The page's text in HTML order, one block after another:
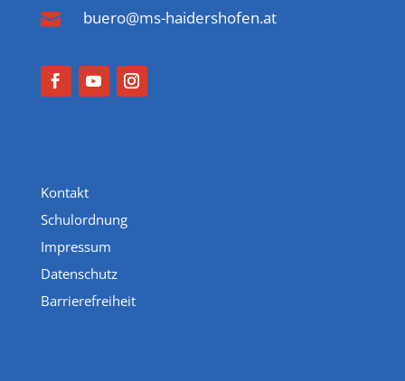
 buero@ms-haidershofen.at
Kontakt
Schulordnung
Impressum
Datenschutz
Barrierefreiheit